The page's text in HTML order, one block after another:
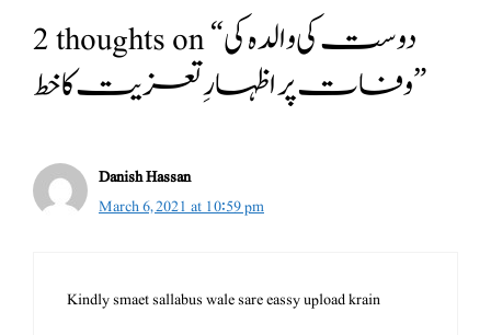
2 thoughts on “دوست کی والدہ کی
وفات پر اظہارِ تعزیت کا خط”
Danish Hassan
March 6, 2021 at 10:59 pm
Kindly smaet sallabus wale sare eassy upload krain